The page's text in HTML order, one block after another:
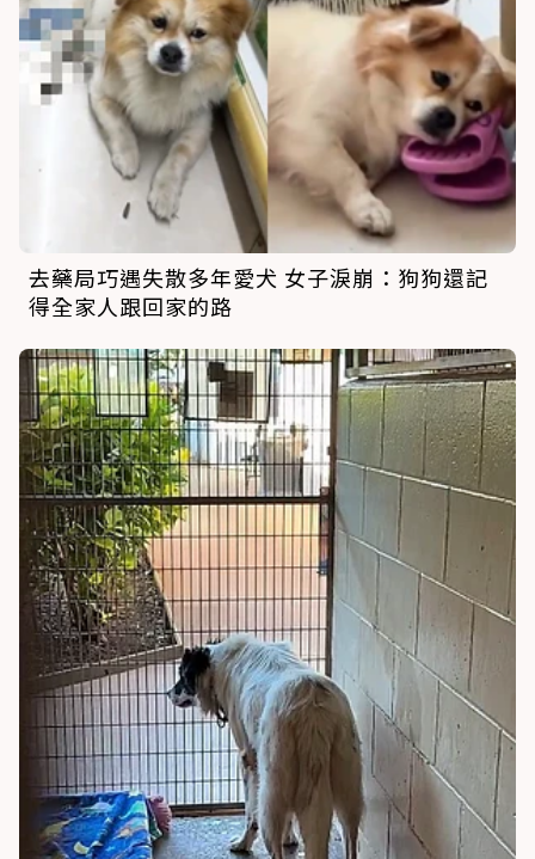
去藥局巧遇失散多年愛犬 女子淚崩：狗狗還記
得全家人跟回家的路